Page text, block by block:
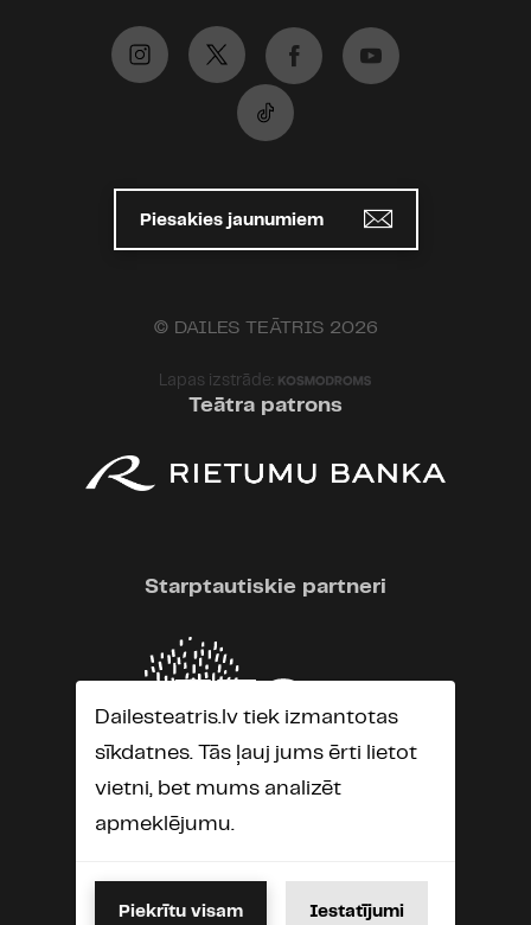
Piesakies jaunumiem
© DAILES TEĀTRIS 2026
Lapas izstrāde:
Teātra patrons
Starptautiskie partneri
Dailesteatris.lv tiek izmantotas
sīkdatnes. Tās ļauj jums ērti lietot
vietni, bet mums analizēt
apmeklējumu.
Piekrītu visam Iestatījumi